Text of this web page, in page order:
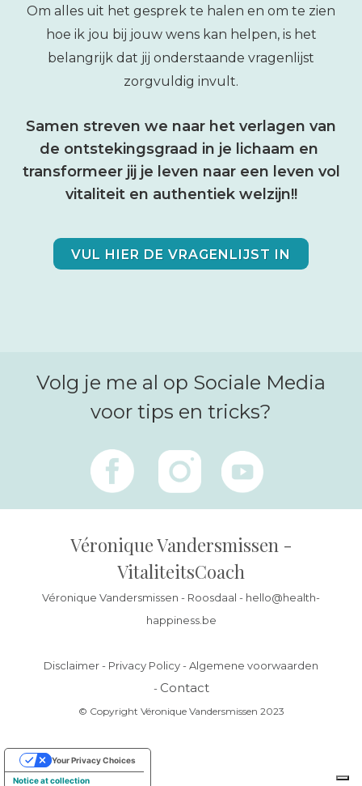
Om alles uit het gesprek te halen en om te zien
hoe ik jou bij jouw wens kan helpen, is het
belangrijk dat jij onderstaande vragenlijst
zorgvuldig invult.
Samen streven we naar het verlagen van
de ontstekingsgraad in je lichaam en
transformeer jij je leven naar een leven vol
vitaliteit en authentiek welzijn!!
VUL HIER DE VRAGENLIJST IN
Volg je me al op Sociale Media
voor tips en tricks?
Véronique Vandersmissen -
VitaliteitsCoach
Véronique Vandersmissen - Roosdaal - hello@health-
happiness.be
Disclaimer- Privacy Policy-Algemene voorwaarden
- Contact
© Copyright Véronique Vandersmissen 2023
Notice at collection
Your Privacy Choices